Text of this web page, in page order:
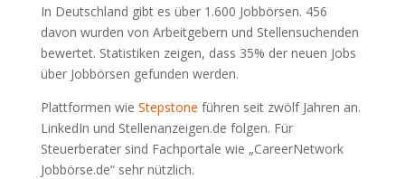
In Deutschland gibt es über 1.600 Jobbörsen. 456
davon wurden von Arbeitgebern und Stellensuchenden
bewertet. Statistiken zeigen, dass 35% der neuen Jobs
über Jobbörsen gefunden werden.
Plattformen wie Stepstone führen seit zwölf Jahren an.
LinkedIn und Stellenanzeigen.de folgen. Für
Steuerberater sind Fachportale wie „CareerNetwork
Jobbörse.de“ sehr nützlich.